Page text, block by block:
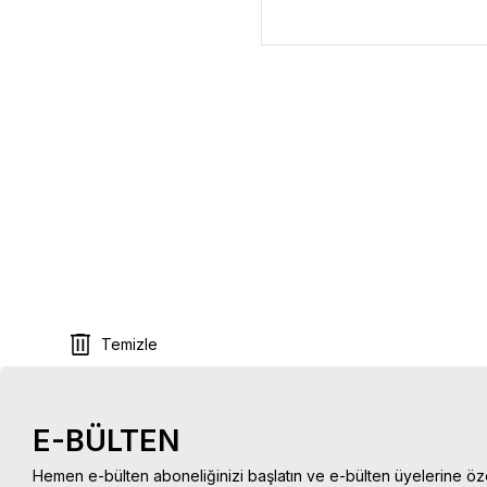
Temizle
E-BÜLTEN
Hemen e-bülten aboneliğinizi başlatın ve e-bülten üyelerine